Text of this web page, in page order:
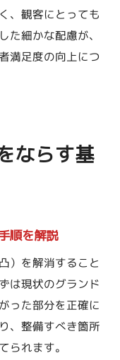
、観客にとっても
細かな配慮が、
満足度の向上につ
ならす基
順を解説
）を解消すること
は現状のグランド
った部分を正確に
、整備すべき箇所
られます。